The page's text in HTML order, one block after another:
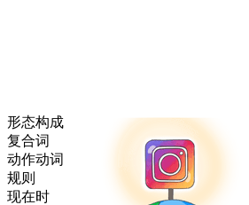
形态构成
复合词
动作动词
规则
现在时